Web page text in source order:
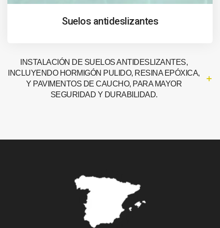
Suelos antideslizantes
INSTALACIÓN DE SUELOS ANTIDESLIZANTES,
INCLUYENDO HORMIGÓN PULIDO, RESINA EPÓXICA,
Y PAVIMENTOS DE CAUCHO, PARA MAYOR
SEGURIDAD Y DURABILIDAD.